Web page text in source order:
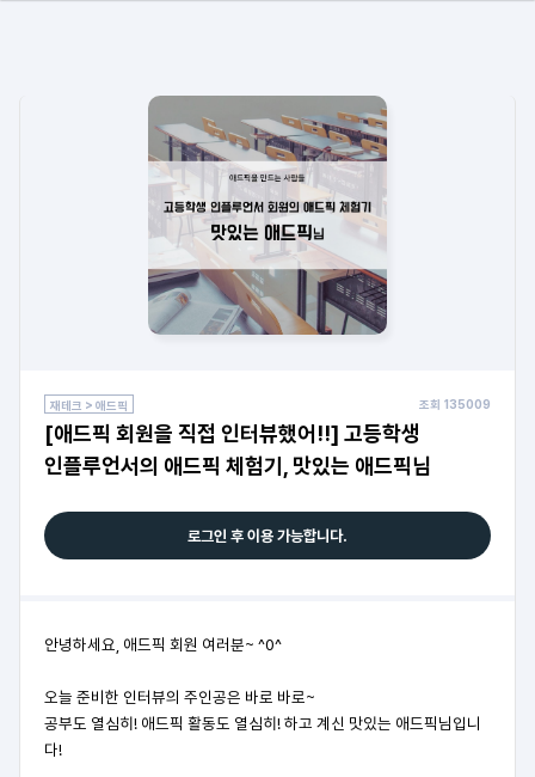
재테크 > 애드픽 조회 135009
[애드픽 회원을 직접 인터뷰했어!!] 고등학생
인플루언서의 애드픽 체험기, 맛있는 애드픽님
로그인 후 이용 가능합니다.
안녕하세요, 애드픽 회원 여러분~ ^0^
오늘 준비한 인터뷰의 주인공은 바로 바로~
공부도 열심히! 애드픽 활동도 열심히! 하고 계신 맛있는 애드픽님입니
다!